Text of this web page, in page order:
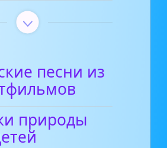
песни из
природы